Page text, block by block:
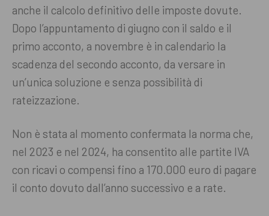
anche il calcolo definitivo delle imposte dovute.
Dopo l’appuntamento di giugno con il saldo e il
primo acconto, a novembre è in calendario la
scadenza del secondo acconto, da versare in
un’unica soluzione e senza possibilità di
rateizzazione.
Non è stata al momento confermata la norma che,
nel 2023 e nel 2024, ha consentito alle partite IVA
con ricavi o compensi fino a 170.000 euro di pagare
il conto dovuto dall’anno successivo e a rate.